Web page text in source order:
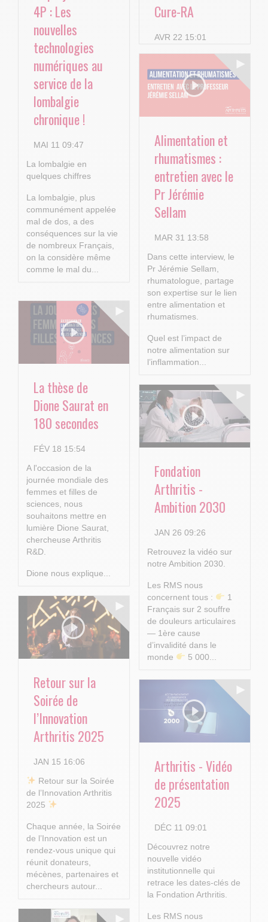
4P : Les
nouvelles
technologies
numériques au
service de la
lombalgie
chronique !
MAI 11 09:47
La lombalgie en
quelques chiffres
La lombalgie, plus
communément appelée
mal de dos, a des
conséquences sur la vie
de nombreux Français,
on la considère même
comme le mal du...
Cure-RA
AVR 22 15:01
Alimentation et
rhumatismes :
entretien avec le
Pr Jérémie
Sellam
MAR 31 13:58
Dans cette interview, le
Pr Jérémie Sellam,
rhumatologue, partage
son expertise sur le lien
entre alimentation et
rhumatismes.
Quel est l’impact de
notre alimentation sur
l’inflammation...
La thèse de
Dione Saurat en
180 secondes
FÉV 18 15:54
A l'occasion de la
journée mondiale des
femmes et filles de
sciences, nous
souhaitons mettre en
lumière Dione Saurat,
chercheuse Arthritis
R&D.
Dione nous explique...
Fondation
Arthritis -
Ambition 2030
JAN 26 09:26
Retrouvez la vidéo sur
notre Ambition 2030.
Les RMS nous
concernent tous :
1
Français sur 2 souffre
de douleurs articulaires
— 1ère cause
d’invalidité dans le
monde
5 000...
Retour sur la
Soirée de
l’Innovation
Arthritis 2025
JAN 15 16:06
​ Retour sur la Soirée
de l’Innovation Arthritis
2025
Chaque année, la Soirée
de l’Innovation est un
rendez-vous unique qui
réunit donateurs,
mécènes, partenaires et
chercheurs autour...
Arthritis - Vidéo
de présentation
2025
DÉC 11 09:01
Découvrez notre
nouvelle vidéo
institutionnelle qui
retrace les dates-clés de
la Fondation Arthritis.
Les RMS nous